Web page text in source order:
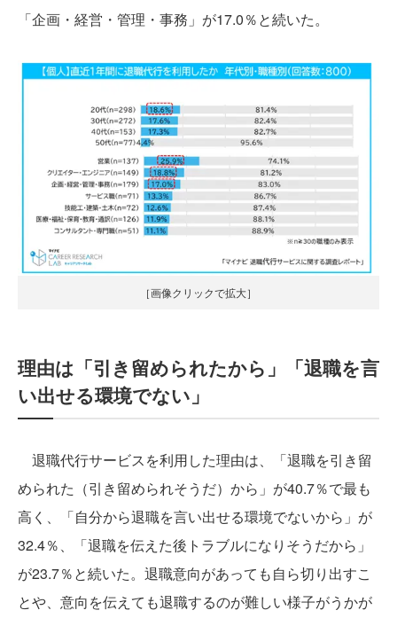
「企画・経営・管理・事務」が17.0％と続いた。
［画像クリックで拡大］
理由は「引き留められたから」「退職を言
い出せる環境でない」
退職代行サービスを利用した理由は、「退職を引き留
められた（引き留められそうだ）から」が40.7％で最も
高く、「自分から退職を言い出せる環境でないから」が
32.4％、「退職を伝えた後トラブルになりそうだから」
が23.7％と続いた。退職意向があっても自ら切り出すこ
とや、意向を伝えても退職するのが難しい様子がうかが